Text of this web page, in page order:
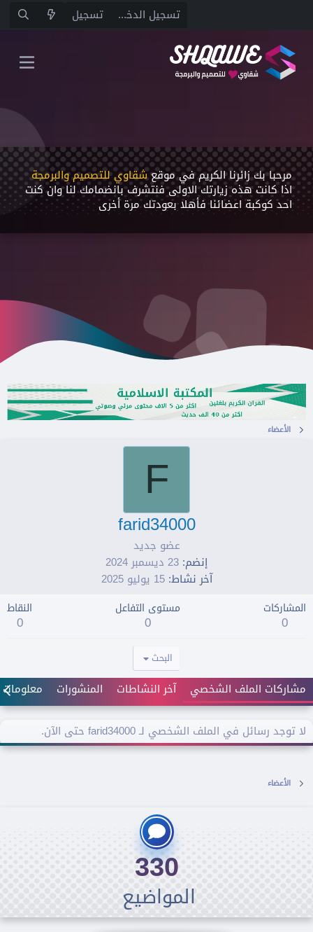
تسجيل الدخول تسجيل
مرحبا بك زائرنا الكريم في موقعشقاوي للتصميم والبرمجة
اذا كانت هذه زيارتك اﻻولى فنتشرف بانضمامك لنا وان كنت
احد كوكبة اعضائنا فأهلا بعودتك مرة أخرى
الأعضاء
F
farid34000
عضو جديد
إنضم 23 ديسمبر 2024
آخر نشاط 15 يوليو 2025
المشاركات
0
مستوى التفاعل
0
النقاط
0
البحث
مشاركات الملف الشخصي آخر النشاطات المنشورات معلومات
لا توجد رسائل في الملف الشخصي لـ farid34000 حتى الآن.
الأعضاء
المواضيع
330